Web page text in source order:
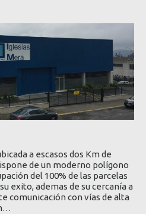
a escasos dos Km de
de un moderno polígono
del 100% de las parcelas
exito, ademas de su cercanía a
comunicación con vías de alta